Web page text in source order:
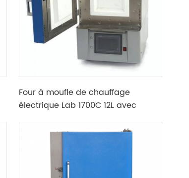
Four à moufle de chauffage
électrique Lab 1700C 12L avec